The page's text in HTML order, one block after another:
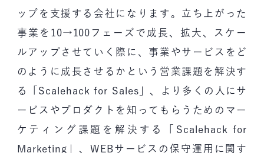
ップを支援する会社になります。立ち上がった
事業を10→100フェーズで成長、拡大、スケー
ルアップさせていく際に、事業やサービスをど
のように成長させるかという営業課題を解決す
る「Scalehack for Sales」、より多くの人にサ
ービスやプロダクトを知ってもらうためのマー
ケティング課題を解決する「Scalehack for
Marketing」、WEBサービスの保守運用に関す